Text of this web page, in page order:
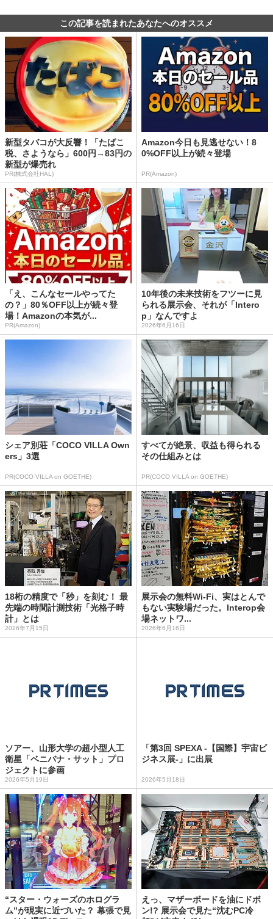
この記事を読まれたあなたへのオススメ
新型タバコが大反響！「たばこ
税、さようなら」600円→83円の
新型が爆売れ
PR(株式会社HAL)
Amazon今日も見逃せない！8
0%OFF以上が続々登場
PR(Amazon)
「え、こんなセールやってた
の？」80％OFF以上が続々登
場！Amazonの本気が...
PR(Amazon)
10年後の未来技術をフツーに見
られる展示会、それが「Intero
p」なんですよ
2026年6月16日
シェア別荘「COCO VILLA Own
ers」3選
PR(COCO VILLA on GOETHE)
すべてが絶景、収益も得られる
その仕組みとは
PR(COCO VILLA on GOETHE)
18桁の精度で「秒」を刻む！ 最
先端の時間計測技術「光格子時
計」とは
2026年7月15日
展示会の無料Wi-Fi、実はとんで
もない実験場だった。Interop会
場ネットワ...
2026年6月16日
ソアー、山形大学の超小型人工
衛星「ベニバナ・サット」プロ
ジェクトに参画
2026年5月19日
「第3回 SPEXA -【国際】宇宙ビ
ジネス展-」に出展
2026年5月18日
“スター・ウォーズのホログラ
ム”が現実に近づいた？ 幕張で見
えっ、マザーボードを油にドボ
ン!? 展示会で見た“沈むPC冷